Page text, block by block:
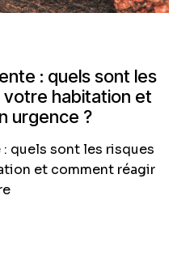
: quels sont les
habitation et
urgence ?
quels sont les risques
et comment réagir